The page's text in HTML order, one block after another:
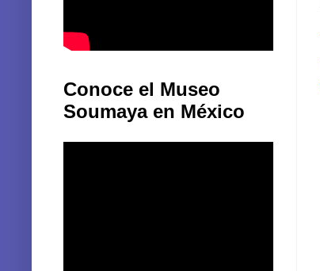
Conoce el Museo
Soumaya en México